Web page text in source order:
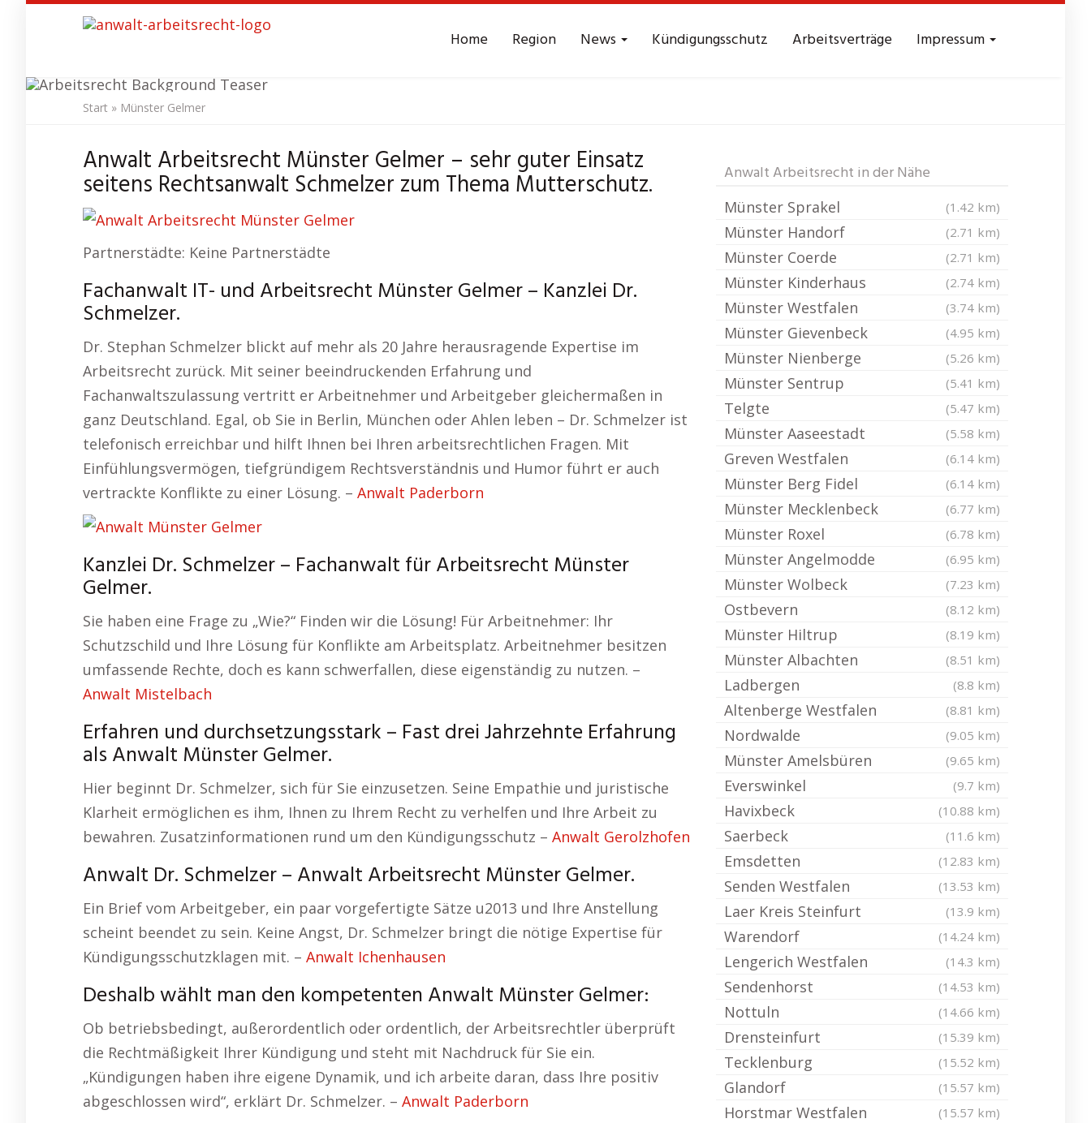
content
Home Region News Kündigungsschutz Arbeitsverträge Impressum
Anwalt Arbeitsrecht Münster Gelmer
Start » Münster Gelmer
Anwalt Arbeitsrecht Münster Gelmer – sehr guter Einsatz
seitens Rechtsanwalt Schmelzer zum Thema Mutterschutz.
Partnerstädte: Keine Partnerstädte
Fachanwalt IT- und Arbeitsrecht Münster Gelmer – Kanzlei Dr.
Schmelzer.
Dr. Stephan Schmelzer blickt auf mehr als 20 Jahre herausragende Expertise im
Arbeitsrecht zurück. Mit seiner beeindruckenden Erfahrung und
Fachanwaltszulassung vertritt er Arbeitnehmer und Arbeitgeber gleichermaßen in
ganz Deutschland. Egal, ob Sie in Berlin, München oder Ahlen leben – Dr. Schmelzer ist
telefonisch erreichbar und hilft Ihnen bei Ihren arbeitsrechtlichen Fragen. Mit
Einfühlungsvermögen, tiefgründigem Rechtsverständnis und Humor führt er auch
vertrackte Konflikte zu einer Lösung. – Anwalt Paderborn
Kanzlei Dr. Schmelzer – Fachanwalt für Arbeitsrecht Münster
Gelmer.
Sie haben eine Frage zu „Wie?“ Finden wir die Lösung! Für Arbeitnehmer: Ihr
Schutzschild und Ihre Lösung für Konflikte am Arbeitsplatz. Arbeitnehmer besitzen
umfassende Rechte, doch es kann schwerfallen, diese eigenständig zu nutzen. –
Anwalt Mistelbach
Erfahren und durchsetzungsstark – Fast drei Jahrzehnte Erfahrung
als Anwalt Münster Gelmer.
Hier beginnt Dr. Schmelzer, sich für Sie einzusetzen. Seine Empathie und juristische
Klarheit ermöglichen es ihm, Ihnen zu Ihrem Recht zu verhelfen und Ihre Arbeit zu
bewahren. Zusatzinformationen rund um den Kündigungsschutz – Anwalt Gerolzhofen
Anwalt Dr. Schmelzer – Anwalt Arbeitsrecht Münster Gelmer.
Ein Brief vom Arbeitgeber, ein paar vorgefertigte Sätze u2013 und Ihre Anstellung
scheint beendet zu sein. Keine Angst, Dr. Schmelzer bringt die nötige Expertise für
Kündigungsschutzklagen mit. – Anwalt Ichenhausen
Deshalb wählt man den kompetenten Anwalt Münster Gelmer:
Ob betriebsbedingt, außerordentlich oder ordentlich, der Arbeitsrechtler überprüft
die Rechtmäßigkeit Ihrer Kündigung und steht mit Nachdruck für Sie ein.
„Kündigungen haben ihre eigene Dynamik, und ich arbeite daran, dass Ihre positiv
abgeschlossen wird“, erklärt Dr. Schmelzer. – Anwalt Paderborn
Anwalt Arbeitsrecht in der Nähe
Münster Sprakel (1.42 km)
Münster Handorf (2.71 km)
Münster Coerde (2.71 km)
Münster Kinderhaus (2.74 km)
Münster Westfalen (3.74 km)
Münster Gievenbeck (4.95 km)
Münster Nienberge (5.26 km)
Münster Sentrup (5.41 km)
Telgte (5.47 km)
Münster Aaseestadt (5.58 km)
Greven Westfalen (6.14 km)
Münster Berg Fidel (6.14 km)
Münster Mecklenbeck (6.77 km)
Münster Roxel (6.78 km)
Münster Angelmodde (6.95 km)
Münster Wolbeck (7.23 km)
Ostbevern (8.12 km)
Münster Hiltrup (8.19 km)
Münster Albachten (8.51 km)
Ladbergen (8.8 km)
Altenberge Westfalen (8.81 km)
Nordwalde (9.05 km)
Münster Amelsbüren (9.65 km)
Everswinkel (9.7 km)
Havixbeck (10.88 km)
Saerbeck (11.6 km)
Emsdetten (12.83 km)
Senden Westfalen (13.53 km)
Laer Kreis Steinfurt (13.9 km)
Warendorf (14.24 km)
Lengerich Westfalen (14.3 km)
Sendenhorst (14.53 km)
Nottuln (14.66 km)
Drensteinfurt (15.39 km)
Tecklenburg (15.52 km)
Glandorf (15.57 km)
Horstmar Westfalen (15.57 km)